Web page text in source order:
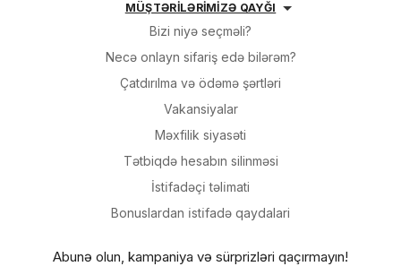
MÜŞTƏRİLƏRİMİZƏ QAYĞI
Bizi niyə seçməli?
Necə onlayn sifariş edə bilərəm?
Çatdırılma və ödəmə şərtləri
Vakansiyalar
Məxfilik siyasəti
Tətbiqdə hesabın silinməsi
İsti̇fadəçi̇ təli̇mati
Bonuslardan i̇sti̇fadə qaydalari
Abunə olun, kampaniya və sürprizləri qaçırmayın!